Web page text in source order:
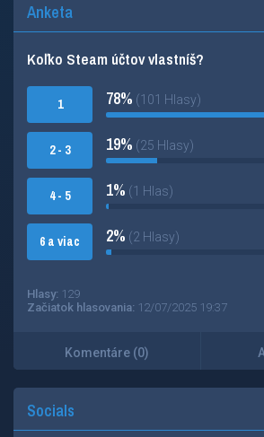
Anketa
Koľko Steam účtov vlastníš?
1
2 - 3
4 - 5
6 a viac
78% (101 Hlasy)
19% (25 Hlasy)
1% (1 Hlas)
2% (2 Hlasy)
Hlasy: 129
Začiatok hlasovania: 12/07/2025 19:37
Komentáre (0)
Socials